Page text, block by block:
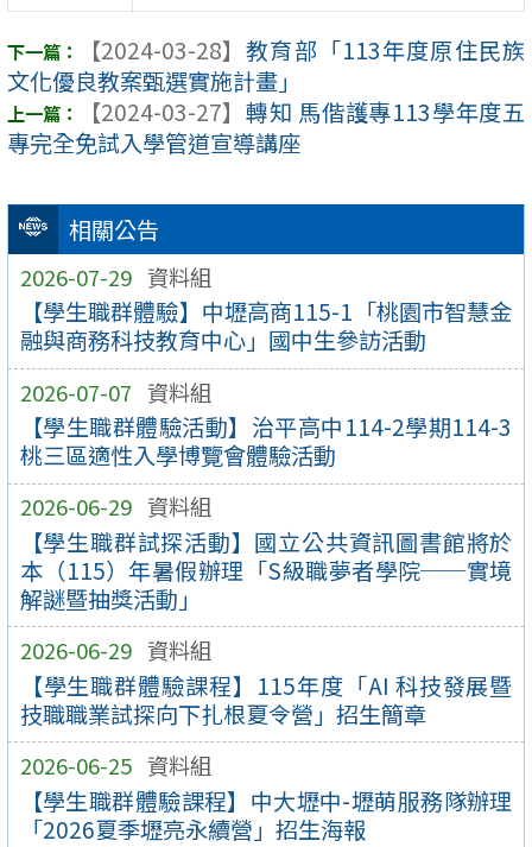
相關公告
2026-07-29 資料組
【學生職群體驗】中壢高商115-1「桃園市智慧金
融與商務科技教育中心」國中生參訪活動
2026-07-07 資料組
【學生職群體驗活動】治平高中114-2學期114-3
桃三區適性入學博覽會體驗活動
2026-06-29 資料組
【學生職群試探活動】國立公共資訊圖書館將於
本（115）年暑假辦理「S級職夢者學院──實境
解謎暨抽獎活動」
2026-06-29 資料組
【學生職群體驗課程】115年度「AI 科技發展暨
技職職業試探向下扎根夏令營」招生簡章
2026-06-25 資料組
【學生職群體驗課程】中大壢中-壢萌服務隊辦理
「2026夏季壢亮永續營」招生海報
【2024-03-28】 教育部「113年度原住民族
文化優良教案甄選實施計畫」
【2024-03-27】 轉知 馬偕護專113學年度五
專完全免試入學管道宣導講座